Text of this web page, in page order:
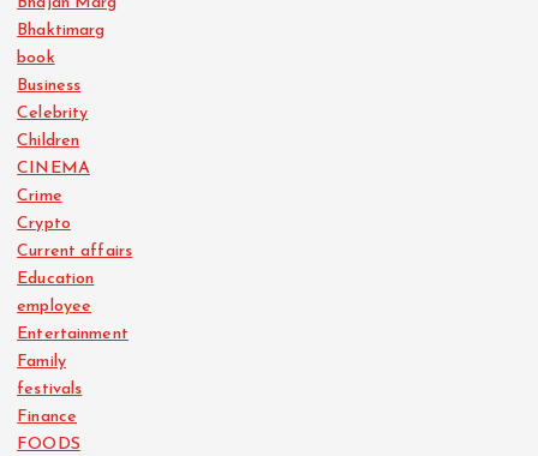
Bhaktimarg
book
Business
Celebrity
Children
CINEMA
Crime
Crypto
Current affairs
Education
employee
Entertainment
Family
festivals
Finance
FOODS